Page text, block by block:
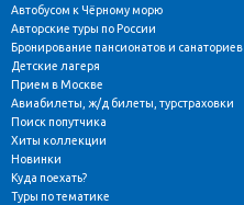
Автобусом к Чёрному морю
Авторские туры по России
Бронирование пансионатов и санаториев
Детские лагеря
Прием в Москве
Авиабилеты, ж/д билеты, турстраховки
Поиск попутчика
Хиты коллекции
Новинки
Куда поехать?
Туры по тематике